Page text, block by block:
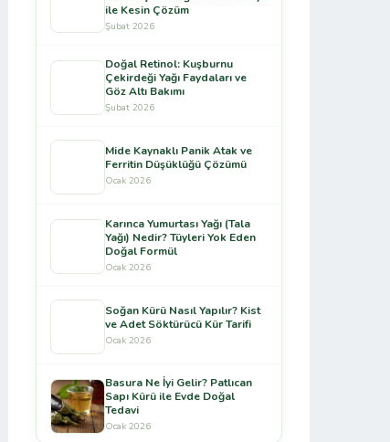
ile Kesin Çözüm
Şubat 2026
Doğal Retinol: Kuşburnu
Çekirdeği Yağı Faydaları ve
Göz Altı Bakımı
Şubat 2026
Mide Kaynaklı Panik Atak ve
Ferritin Düşüklüğü Çözümü
Ocak 2026
Karınca Yumurtası Yağı (Tala
Yağı) Nedir? Tüyleri Yok Eden
Doğal Formül
Ocak 2026
Soğan Kürü Nasıl Yapılır? Kist
ve Adet Söktürücü Kür Tarifi
Ocak 2026
Basura Ne İyi Gelir? Patlıcan
Sapı Kürü ile Evde Doğal
Tedavi
Ocak 2026